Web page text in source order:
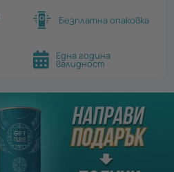
Безплатна опаковка
Една година
валидност